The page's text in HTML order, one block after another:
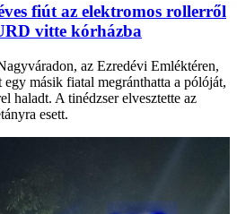
fiút az elektromos rollerről
vitte kórházba
az Ezredévi Emléktéren,
másik fiatal megránthatta a pólóját,
haladt. A tinédzser elvesztette az
esett.